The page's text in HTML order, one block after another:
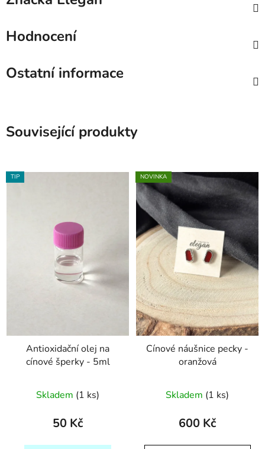
Hodnocení
Ostatní informace
Související produkty
TIP
Antioxidační olej na
cínové šperky - 5ml
Skladem (1 ks)
50 Kč
NOVINKA
Cínové náušnice pecky -
oranžová
Skladem (1 ks)
600 Kč